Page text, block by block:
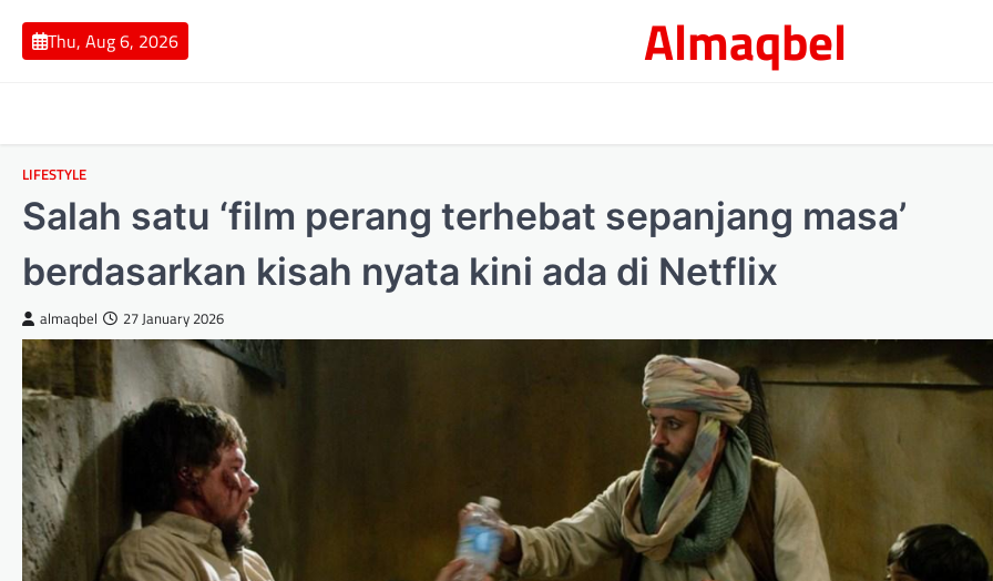
content
Thu, Aug 6, 2026 Almaqbel
LIFESTYLE
Salah satu ‘film perang terhebat sepanjang masa’
berdasarkan kisah nyata kini ada di Netflix
almaqbel 27 January 2026